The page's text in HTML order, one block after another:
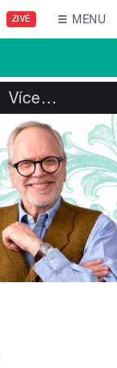
ŽIVĚ MENU
Více…